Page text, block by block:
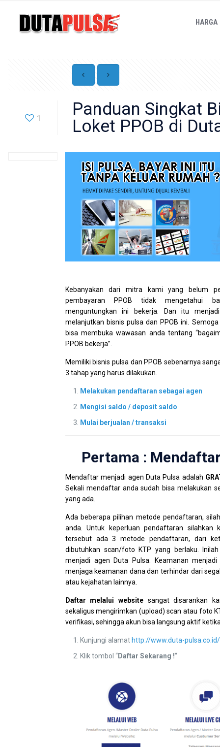
HARGA
1
Panduan Singkat
Loket PPOB di
Kebanyakan dari mitra kami yang belum
pembayaran PPOB tidak mengetahui
menguntungkan ini bekerja. Dan itu
melanjutkan bisnis pulsa dan PPOB ini.
bisa membuka wawasan anda tentang
PPOB bekerja”.
Memiliki bisnis pulsa dan PPOB sebenarnya
3 tahap yang harus dilakukan.
Melakukan pendaftaran sebagai agen
Mengisi saldo / deposit saldo
Mulai berjualan / transaksi
Pertama :
Mendaftar menjadi agen Duta Pulsa adalah
Sekali mendaftar anda sudah bisa melakukan
yang ada.
Ada beberapa pilihan metode pendaftaran,
anda. Untuk keperluan pendaftaran silahkan
tersebut ada 3 metode pendaftaran, dari
dibutuhkan scan/foto KTP yang berlaku.
menjadi agen Duta Pulsa. Keamanan
menjaga keamanan dana dan terhindar dari
atau kejahatan lainnya.
Daftar melalui website sangat disarankan
sekaligus mengirimkan (upload) scan atau foto
verifikasi, sehingga akun bisa langsung aktif
Kunjungi alamat http://www.duta-
Klik tombol “Daftar Sekarang !“